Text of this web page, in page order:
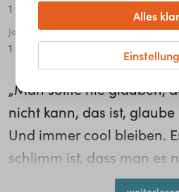
1 - 5
Jahre in der aktuellen Tätigkeit
1 - 5
„Man sollte nie glauben,
nicht kann, das ist,
Und immer cool bleiben.
schlimm ist, dass man es
Schyra macht ihre
Alles